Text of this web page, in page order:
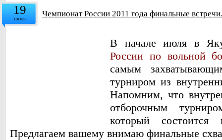
19
июля Чемпионат России 2011 года финальные встречи.
В начале июля в
России по вольной
самым
турниром из
Напомним, что
отборочным
который
Предлагаем вашему внимаю финальные